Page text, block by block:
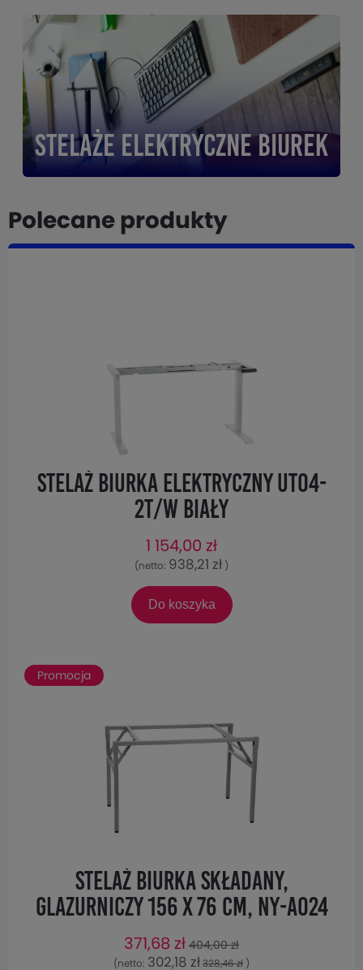
Stelaże elektryczne biurek
Polecane produkty
Stelaż biurka elektryczny UT04-
2T/W Biały
1 154,00 zł
(netto: 938,21 zł )
Do koszyka
Stelaż biurka składany,
glazurniczy 156 x 76 cm, NY-A024
alu
371,68 zł 404,00 zł
(netto: 302,18 zł328,46 zł )
Promocja